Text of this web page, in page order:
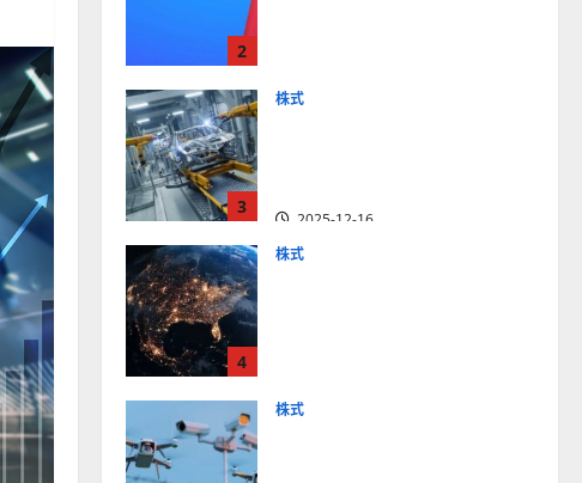
2
2025-12-10
3
株式
2025-12-16
4
株式
2025-12-16
株式